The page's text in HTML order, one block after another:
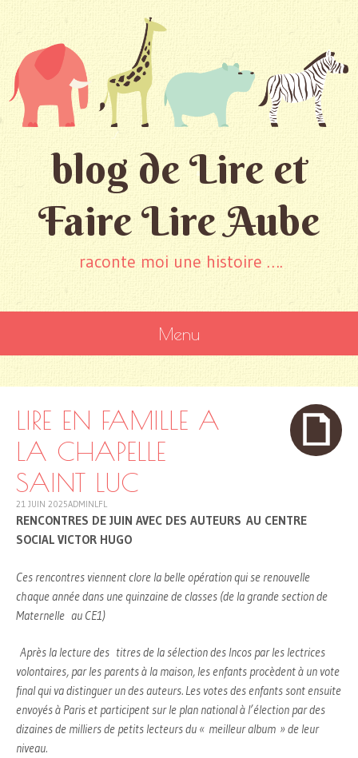
blog de Lire et
Faire Lire Aube
raconte moi une histoire ….
Menu
CONTENT
LIRE EN FAMILLE A
LA CHAPELLE
SAINT LUC
21 JUIN 2025ADMINLFL
RENCONTRES DE JUIN AVEC DES AUTEURS AU CENTRE
SOCIAL VICTOR HUGO
Ces rencontres viennent clore la belle opération qui se renouvelle
chaque année dans une quinzaine de classes (de la grande section de
Maternelle au CE1)
Après la lecture des titres de la sélection des Incos par les lectrices
volontaires, par les parents à la maison, les enfants procèdent à un vote
final qui va distinguer un des auteurs. Les votes des enfants sont ensuite
envoyés à Paris et participent sur le plan national à l’élection par des
dizaines de milliers de petits lecteurs du « meilleur album » de leur
niveau.